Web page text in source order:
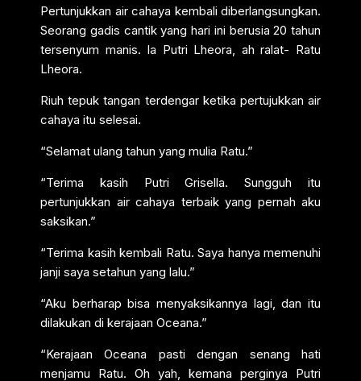
Pertunjukkan air cahaya kembali diberlangsungkan.
Seorang gadis cantik yang hari ini berusia 20 tahun
tersenyum manis. Ia Putri Lheora, ah ralat- Ratu
Lheora.
Riuh tepuk tangan terdengar ketika pertujukkan air
cahaya itu selesai.
“Selamat ulang tahun yang mulia Ratu.”
“Terima kasih Putri Grisella. Sungguh itu
pertunjukkan air cahaya terbaik yang pernah aku
saksikan.”
“Terima kasih kembali Ratu. Saya hanya memenuhi
janji saya setahun yang lalu.”
“Aku berharap bisa menyaksikannya lagi, dan itu
dilakukan di kerajaan Oceana.”
“Kerajaan Oceana pasti dengan senang hati
menjamu Ratu. Oh yah, kemana perginya Putri